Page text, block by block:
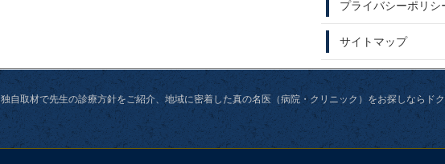
プライバシーポリシ
サイトマップ
独自取材で先生の診療方針をご紹介、地域に密着した真の名医（病院・クリニック）をお探しならド